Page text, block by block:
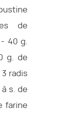
de
40 g.
g. de
radis
s. de
farine